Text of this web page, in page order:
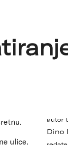
ulice.
autor
Dino